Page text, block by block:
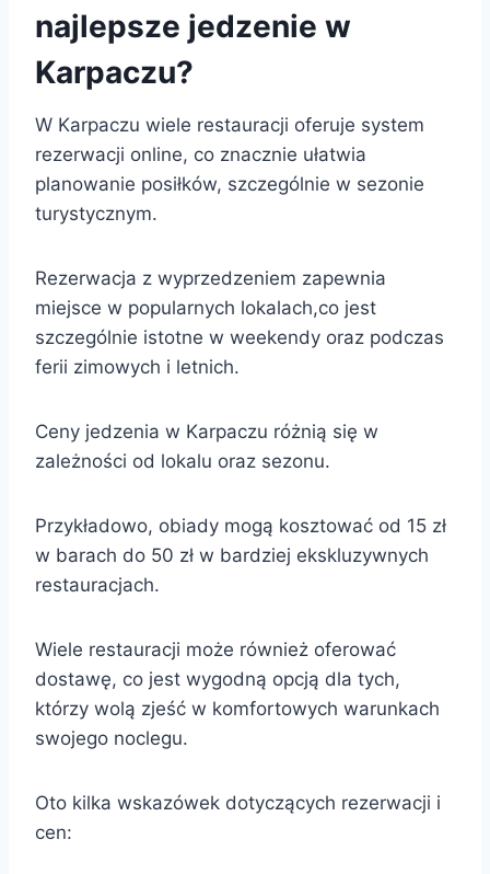
najlepsze jedzenie w
Karpaczu?
W Karpaczu wiele restauracji oferuje system
rezerwacji online, co znacznie ułatwia
planowanie posiłków, szczególnie w sezonie
turystycznym.
Rezerwacja z wyprzedzeniem zapewnia
miejsce w popularnych lokalach,co jest
szczególnie istotne w weekendy oraz podczas
ferii zimowych i letnich.
Ceny jedzenia w Karpaczu różnią się w
zależności od lokalu oraz sezonu.
Przykładowo, obiady mogą kosztować od 15 zł
w barach do 50 zł w bardziej ekskluzywnych
restauracjach.
Wiele restauracji może również oferować
dostawę, co jest wygodną opcją dla tych,
którzy wolą zjeść w komfortowych warunkach
swojego noclegu.
Oto kilka wskazówek dotyczących rezerwacji i
cen: